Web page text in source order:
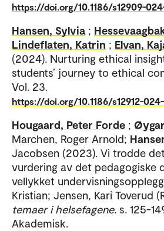
https://doi.org/10.1186/s12909-
Hansen, Sylvia ;
Lindeflaten, Katrin ; Elvan,
(2024). Nurturing ethical
students’ journey to ethical
Vol. 23.
https://doi.org/10.1186/s12912-
Hougaard, Peter Forde ;
Marchen, Roger Arnold;
Jacobsen (2023). Vi trodde
vurdering av det pedagogiske
vellykket
Kristian; Jensen, Kari Toverud
temaer i helsefagene. s. 125-
Akademisk.